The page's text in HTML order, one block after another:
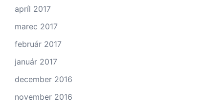
apríl 2017
marec 2017
február 2017
január 2017
december 2016
november 2016